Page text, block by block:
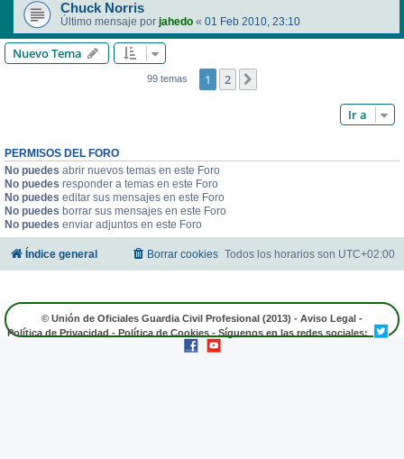
Chuck Norris
Último mensaje por jahedo « 01 Feb 2010, 23:10
Nuevo Tema
99 temas 1 2
Ir a
PERMISOS DEL FORO
No puedes abrir nuevos temas en este Foro
No puedes responder a temas en este Foro
No puedes editar sus mensajes en este Foro
No puedes borrar sus mensajes en este Foro
No puedes enviar adjuntos en este Foro
Índice general Todos los horarios son UTC+02:00
Borrar cookies
© Unión de Oficiales Guardia Civil Profesional (2013) - Aviso Legal -
Política de Privacidad - Política de Cookies - Síguenos en las redes sociales: